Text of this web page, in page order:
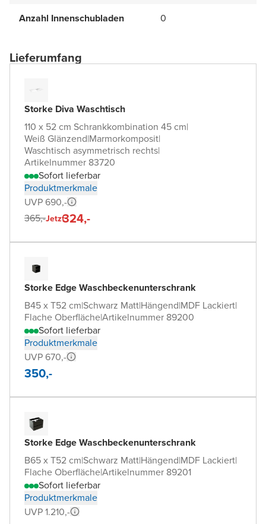
Anzahl Innenschubladen 0
Lieferumfang
Storke Diva Waschtisch
110 x 52 cm Schrankkombination 45 cm|
Weiß Glänzend|Marmorkomposit|
Waschtisch asymmetrisch rechts|
Artikelnummer 83720
Sofort lieferbar
Produktmerkmale
UVP 690,-
365,-Jetzt324,-
Storke Edge Waschbeckenunterschrank
B45 x T52 cm|Schwarz Matt|Hängend|MDF Lackiert|
Flache Oberfläche|Artikelnummer 89200
Sofort lieferbar
Produktmerkmale
UVP 670,-
350,-
Storke Edge Waschbeckenunterschrank
B65 x T52 cm|Schwarz Matt|Hängend|MDF Lackiert|
Flache Oberfläche|Artikelnummer 89201
Sofort lieferbar
Produktmerkmale
UVP 1.210,-